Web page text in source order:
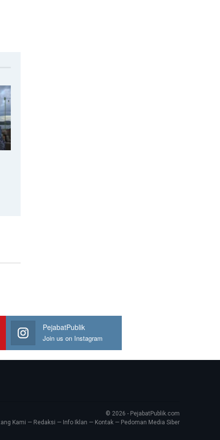
PejabatPublik
Join us on Instagram
© 2026 - PejabatPublik.com
Kami — Redaksi — Info Iklan — Kontak — Pedoman Media Siber